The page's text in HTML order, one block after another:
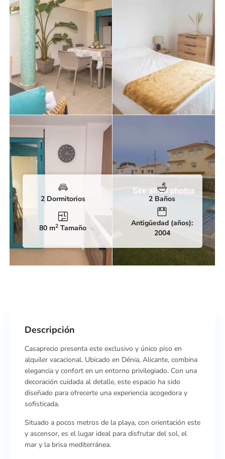
See all 29 photos
2 Dormitorios
2 Baños
80 m2 Tamaño
Antigüedad (años):
2004
Descripción
Casaprecio presenta este exclusivo y único piso en
alquiler vacacional. Ubicado en Dénia, Alicante, combina
elegancia y confort en un entorno privilegiado. Con una
decoración cuidada al detalle, este espacio ha sido
diseñado para ofrecerte una experiencia acogedora y
sofisticada.
Situado a pocos metros de la playa, con orientación este
y ascensor, es el lugar ideal para disfrutar del sol, el
mar y la brisa mediterránea.